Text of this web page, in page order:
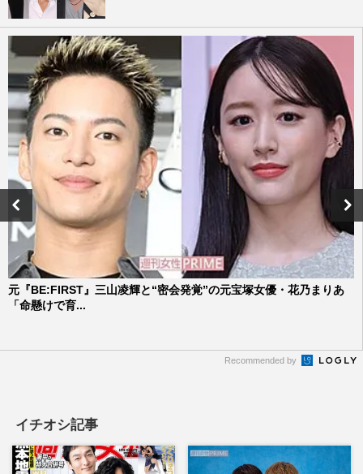
元『BE:FIRST』三山凌輝と“密会発覚”の元宝塚女優・花乃まりあ
「命懸けで育...
Recommended by
イチオシ記事